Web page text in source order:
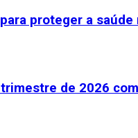
proteger a
de 2026